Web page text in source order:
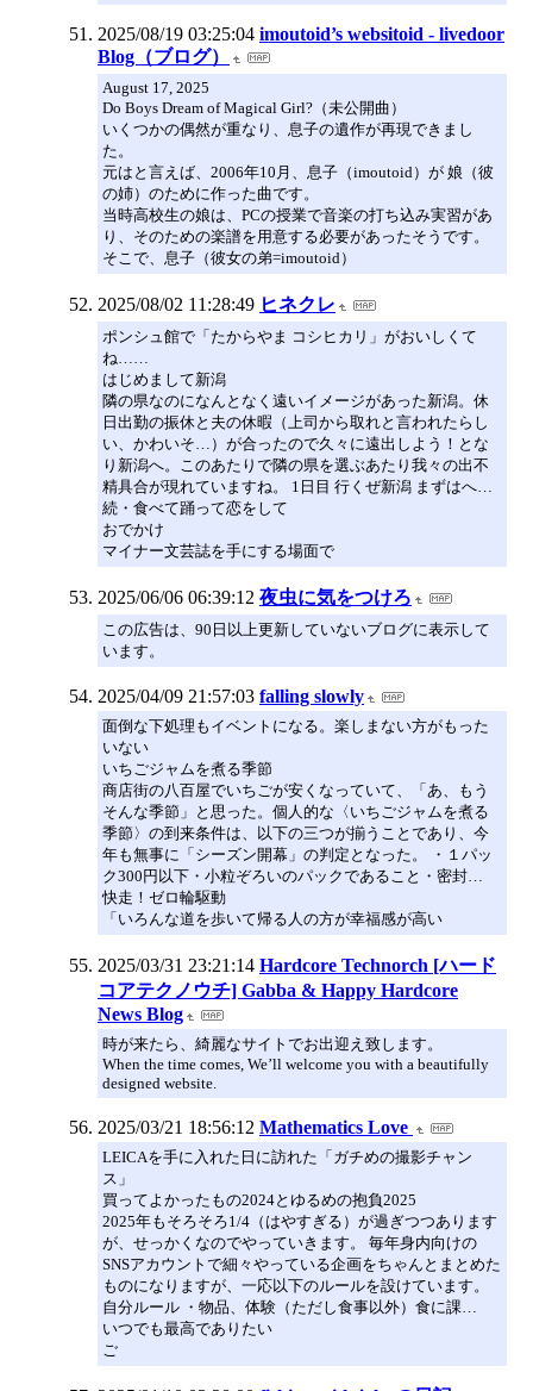
2025/08/19 03:25:04 imoutoid’s websitoid - livedoor
Blog（ブログ）
August 17, 2025
Do Boys Dream of Magical Girl?（未公開曲）
いくつかの偶然が重なり、息子の遺作が再現できまし
た。
元はと言えば、2006年10月、息子（imoutoid）が 娘（彼
の姉）のために作った曲です。
当時高校生の娘は、PCの授業で音楽の打ち込み実習があ
り、そのための楽譜を用意する必要があったそうです。
そこで、息子（彼女の弟=imoutoid）
2025/08/02 11:28:49 ヒネクレ
ポンシュ館で「たからやま コシヒカリ」がおいしくて
ね……
はじめまして新潟
隣の県なのになんとなく遠いイメージがあった新潟。休
日出勤の振休と夫の休暇（上司から取れと言われたらし
い、かわいそ…）が合ったので久々に遠出しよう！とな
り新潟へ。このあたりで隣の県を選ぶあたり我々の出不
精具合が現れていますね。 1日目 行くぜ新潟 まずはへ…
続・食べて踊って恋をして
おでかけ
マイナー文芸誌を手にする場面で
2025/06/06 06:39:12 夜虫に気をつけろ
この広告は、90日以上更新していないブログに表示して
います。
2025/04/09 21:57:03 falling slowly
面倒な下処理もイベントになる。楽しまない方がもった
いない
いちごジャムを煮る季節
商店街の八百屋でいちごが安くなっていて、「あ、もう
そんな季節」と思った。個人的な〈いちごジャムを煮る
季節〉の到来条件は、以下の三つが揃うことであり、今
年も無事に「シーズン開幕」の判定となった。 ・１パッ
ク300円以下・小粒ぞろいのパックであること・密封…
快走！ゼロ輪駆動
「いろんな道を歩いて帰る人の方が幸福感が高い
2025/03/31 23:21:14 Hardcore Technorch [ハード
コアテクノウチ] Gabba & Happy Hardcore
News Blog
時が来たら、綺麗なサイトでお出迎え致します。
When the time comes, We’ll welcome you with a beautifully
designed website.
2025/03/21 18:56:12 Mathematics Love
LEICAを手に入れた日に訪れた「ガチめの撮影チャン
ス」
買ってよかったもの2024とゆるめの抱負2025
2025年もそろそろ1/4（はやすぎる）が過ぎつつあります
が、せっかくなのでやっていきます。 毎年身内向けの
SNSアカウントで細々やっている企画をちゃんとまとめた
ものになりますが、一応以下のルールを設けています。
自分ルール ・物品、体験（ただし食事以外）食に課…
いつでも最高でありたい
ご